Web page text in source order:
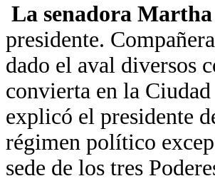
La senadora
presidente.
dado el aval diversos
convierta en la
explicó el presidente
régimen político
sede de los tres